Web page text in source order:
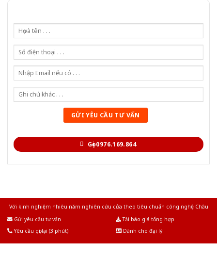
Gọi 0976.169.864
Với kinh nghiệm nhiêu năm nghiên cứu cửa theo tiêu chuẩn công nghệ Châu
Gửi yêu cầu tư vấn
Tải báo giá tổng hợp
Yêu cầu gọi lại (3 phút)
Dành cho đại lý